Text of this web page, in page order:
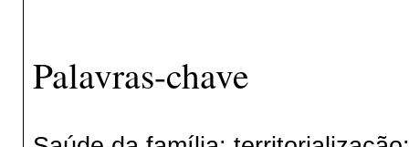
Palavras-chave